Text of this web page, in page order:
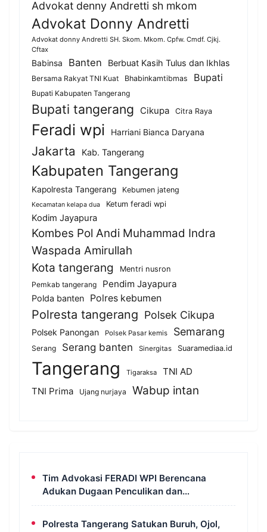
Advokat denny Andretti sh mkom
Advokat Donny Andretti
Advokat donny Andretti SH. Skom. Mkom. Cpfw. Cmdf. Cjkj.
Cftax
Babinsa Banten Berbuat Kasih Tulus dan Ikhlas
Bersama Rakyat TNI Kuat Bhabinkamtibmas Bupati
Bupati Kabupaten Tangerang
Bupati tangerang Cikupa Citra Raya
Feradi wpi Harriani Bianca Daryana
Jakarta Kab. Tangerang
Kabupaten Tangerang
Kapolresta Tangerang Kebumen jateng
Kecamatan kelapa dua Ketum feradi wpi
Kodim Jayapura
Kombes Pol Andi Muhammad Indra
Waspada Amirullah
Kota tangerang
Mentri nusron
Pemkab tangerang
Pendim Jayapura
Polda banten Polres kebumen
Polresta tangerang Polsek Cikupa
Polsek Panongan Polsek Pasar kemis Semarang
Serang Serang banten Sinergitas Suaramediaa.id
Tangerang Tigaraksa
TNI AD
TNI Prima
Ujang nurjaya Wabup intan
Tim Advokasi FERADI WPI Berencana
Adukan Dugaan Penculikan dan
Pengeroyokan terhadap UUN ke Komisi III
Polresta Tangerang Satukan Buruh, Ojol,